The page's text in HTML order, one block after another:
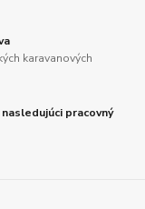
karavanových
pracovný